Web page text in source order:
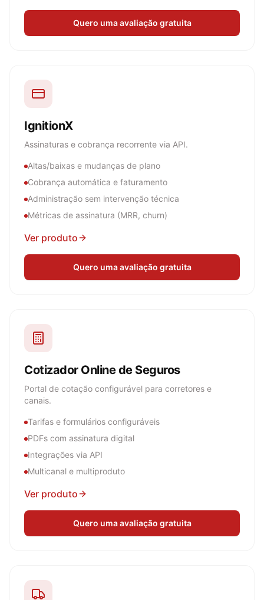
Quero uma avaliação gratuita
IgnitionX
Assinaturas e cobrança recorrente via API.
Altas/baixas e mudanças de plano
Cobrança automática e faturamento
Administração sem intervenção técnica
Métricas de assinatura (MRR, churn)
Ver produto
Quero uma avaliação gratuita
Cotizador Online de Seguros
Portal de cotação configurável para corretores e
canais.
Tarifas e formulários configuráveis
PDFs com assinatura digital
Integrações via API
Multicanal e multiproduto
Ver produto
Quero uma avaliação gratuita